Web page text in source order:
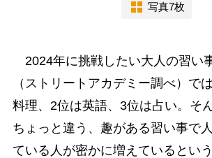
写真7枚
2024年に挑戦したい大人の習い
（ストリートアカデミー調べ）で
料理、2位は英語、3位は占い。そ
ちょっと違う、趣がある習い事で
ている人が密かに増えているという